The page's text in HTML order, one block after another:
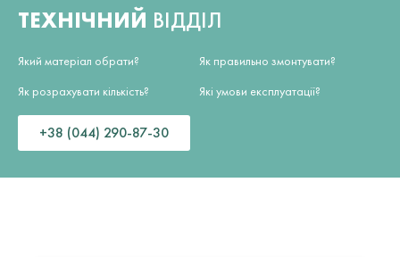
ТЕХНІЧНИЙ ВІДДІЛ
Який матеріал обрати?
Як розрахувати кількість?
Як правильно змонтувати?
Які умови експлуатації?
+38 (044) 290-87-30